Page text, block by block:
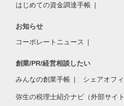
はじめての資金調達手帳
お知らせ
コーポレートニュース
創業/PR/経営相談したい
みんなの創業手帳 シェアオフ
弥生の税理士紹介ナビ（外部サイト